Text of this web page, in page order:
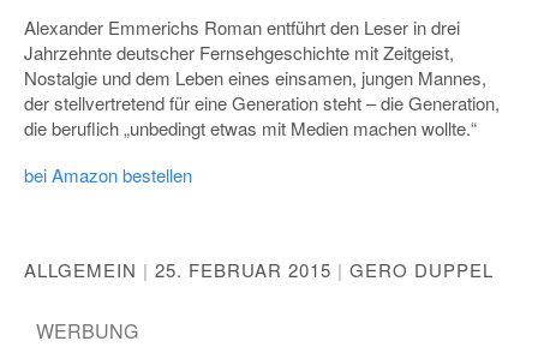
Alexander Emmerichs Roman entführt den Leser in drei
Jahrzehnte deutscher Fernsehgeschichte mit Zeitgeist,
Nostalgie und dem Leben eines einsamen, jungen Mannes,
der stellvertretend für eine Generation steht – die Generation,
die beruflich „unbedingt etwas mit Medien machen wollte.“
bei Amazon bestellen
ALLGEMEIN | 25. FEBRUAR 2015 | GERO DUPPEL
WERBUNG